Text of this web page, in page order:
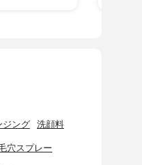
ジング 洗顔料
穴スプレー